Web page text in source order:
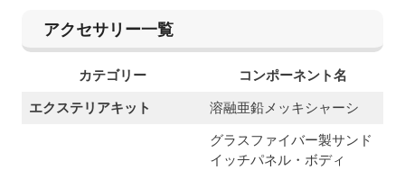
アクセサリー一覧
カテゴリー
コンポーネント名
エクステリアキット
溶融亜鉛メッキシャーシ
グラスファイバー製サンド
イッチパネル・ボディ